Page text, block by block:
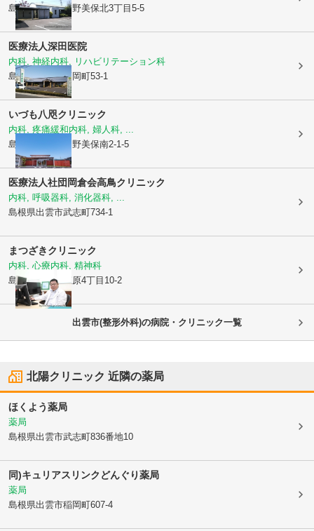
島根県出雲市中野美保北3丁目5-5
医療法人深田医院
内科, 神経内科, リハビリテーション科
島根県出雲市高岡町53-1
いづも八咫クリニック
内科, 疼痛緩和内科, 婦人科, ...
島根県出雲市
中野美保南2-1-5
医療法人社団岡倉会高鳥クリニック
内科, 呼吸器科, 消化器科, ...
島根県出雲市武志町734-1
まつざきクリニック
内科, 心療内科, 精神科
島根県出雲市姫原4丁目10-2
出雲市(整形外科)の病院・クリニック一覧
北陽クリニック 近隣の薬局
ほくよう薬局
薬局
島根県出雲市武志町836番地10
同)キュリアスリンクどんぐり薬局
薬局
島根県出雲市稲岡町607-4